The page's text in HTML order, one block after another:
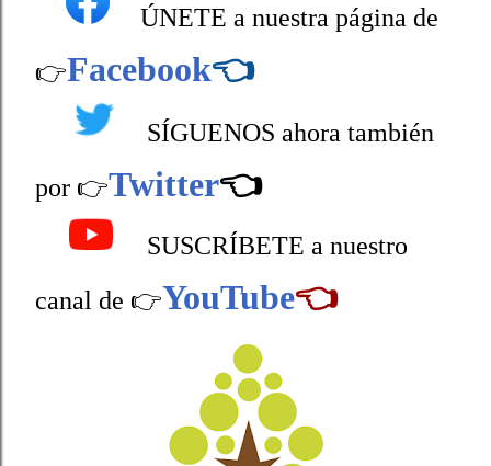
ÚNETE a nuestra página de
👉Facebook👈
SÍGUENOS ahora también
por 👉Twitter👈
SUSCRÍBETE a nuestro
canal de 👉YouTube👈